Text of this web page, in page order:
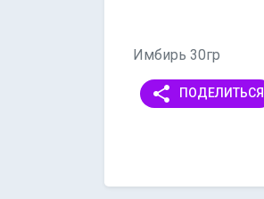
Имбирь 30гр
share ПОДЕЛИТЬСЯ